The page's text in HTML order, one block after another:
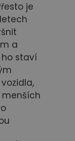
je
a
staví
menších